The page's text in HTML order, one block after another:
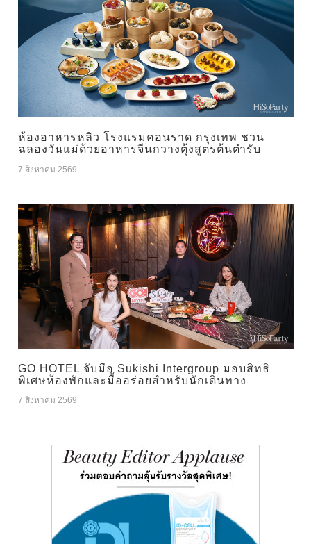
ห้องอาหารหลิว โรงแรมคอนราด กรุงเทพ ชวน
ฉลองวันแม่ด้วยอาหารจีนกวางตุ้งสูตรต้นตำรับ
7 สิงหาคม 2569
GO HOTEL จับมือ Sukishi Intergroup มอบสิทธิ
พิเศษห้องพักและมื้ออร่อยสำหรับนักเดินทาง
7 สิงหาคม 2569